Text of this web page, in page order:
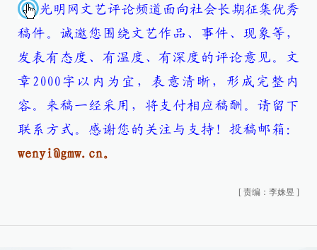
光明网文艺评论频道面向社会长期征集优秀
稿件。诚邀您围绕文艺作品、事件、现象等，
发表有态度、有温度、有深度的评论意见。文
章2000字以内为宜，表意清晰，形成完整内
容。来稿一经采用，将支付相应稿酬。请留下
联系方式。感谢您的关注与支持！投稿邮箱：
wenyi@gmw.cn。
[ 责编：李姝昱 ]